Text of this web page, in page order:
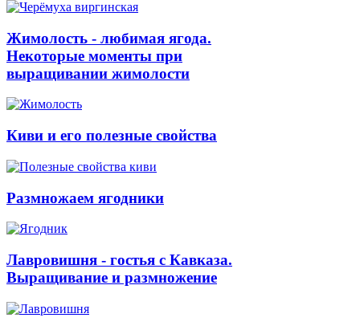
Жимолость - любимая ягода.
Некоторые моменты при
выращивании жимолости
Киви и его полезные свойства
Размножаем ягодники
Лавровишня - гостья с Кавказа.
Выращивание и размножение